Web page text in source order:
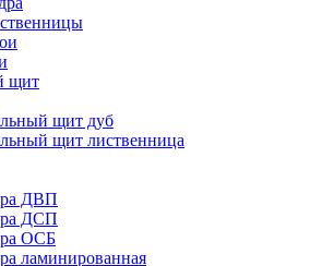
щит
щит дуб
щит лиственница
ДВП
ДСП
ОСБ
ламинированная